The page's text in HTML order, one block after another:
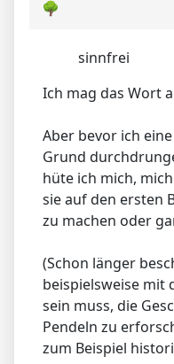
🌳
sinnfrei
Ich mag das Wort
Aber bevor ich
Grund
hüte ich mich,
sie auf den ersten
zu machen oder
(Schon länger
beispielsweise mit
sein muss, die
Pendeln zu
zum Beispiel